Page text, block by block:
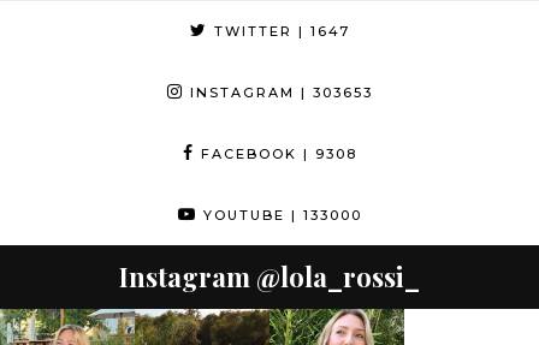
TWITTER | 1647
INSTAGRAM | 303653
FACEBOOK | 9308
YOUTUBE | 133000
Instagram @lola_rossi_